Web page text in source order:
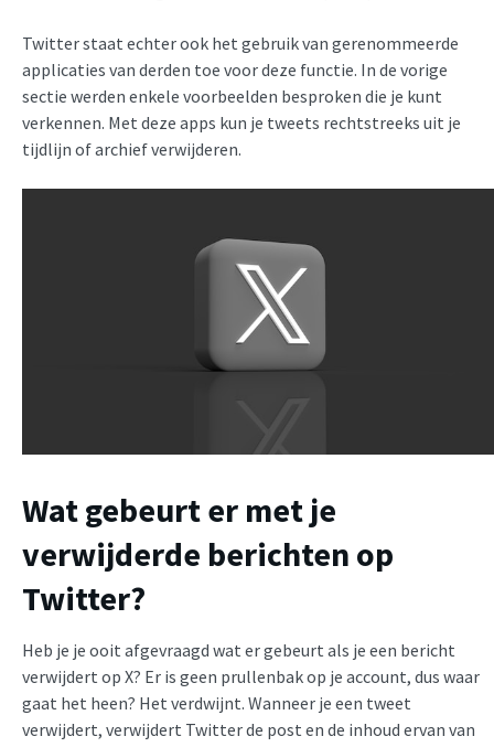
Twitter staat echter ook het gebruik van gerenommeerde
applicaties van derden toe voor deze functie. In de vorige
sectie werden enkele voorbeelden besproken die je kunt
verkennen. Met deze apps kun je tweets rechtstreeks uit je
tijdlijn of archief verwijderen.
Wat gebeurt er met je
verwijderde berichten op
Twitter?
Heb je je ooit afgevraagd wat er gebeurt als je een bericht
verwijdert op X? Er is geen prullenbak op je account, dus waar
gaat het heen? Het verdwijnt. Wanneer je een tweet
verwijdert, verwijdert Twitter de post en de inhoud ervan van